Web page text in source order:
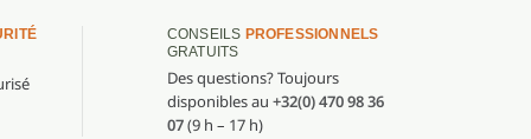
CONSEILS PROFESSIONNELS
GRATUITS
Des questions? Toujours
disponibles au +32(0) 470 98 36
07(9 h – 17 h)